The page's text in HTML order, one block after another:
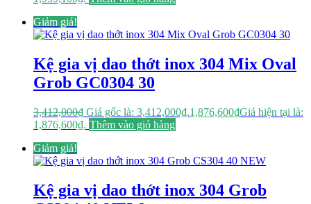
Giảm giá!
Kệ gia vị dao thớt inox 304 Mix Oval
Grob GC0304 30
3,412,000₫ Giá gốc là: 3,412,000₫.1,876,600₫Giá hiện tại là:
1,876,600₫. Thêm vào giỏ hàng
Giảm giá!
Kệ gia vị dao thớt inox 304 Grob